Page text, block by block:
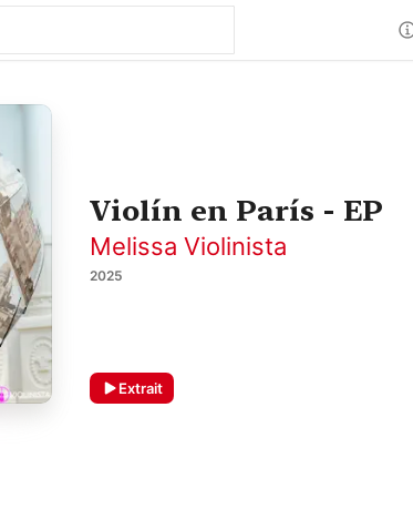
Violín en París - EP
Melissa Violinista
2025
Extrait